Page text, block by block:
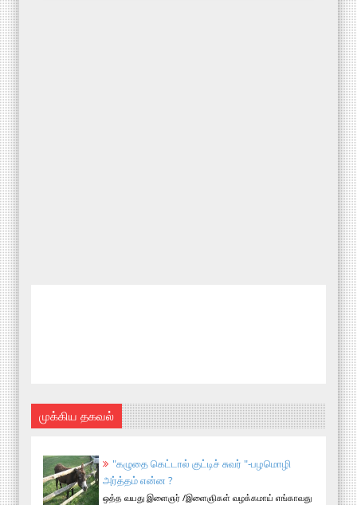
முக்கிய தகவல்
"கழுதை கெட்டால் குட்டிச் சுவர் "-பழமொழி
அர்த்தம் என்ன ?
ஒத்த வயது இளைஞர் /இளைஞிகள் வழக்கமாய் எங்காவது